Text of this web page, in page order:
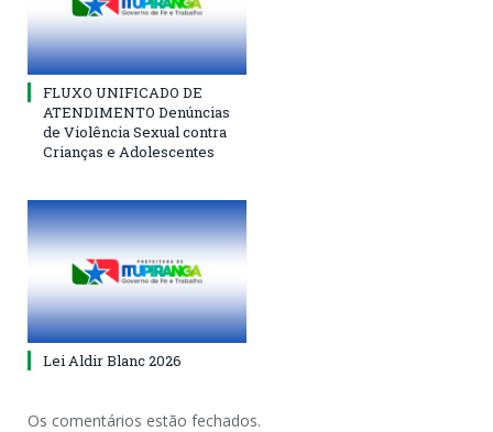
FLUXO UNIFICADO DE
ATENDIMENTO Denúncias
de Violência Sexual contra
Crianças e Adolescentes
Lei Aldir Blanc 2026
Os comentários estão fechados.